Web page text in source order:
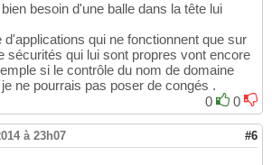
besoin d'une balle dans la tête lui
d'applications qui ne fonctionnent que sur
sécurités qui lui sont propres vont encore
si le contrôle du nom de domaine
ne pourrais pas poser de congés .
0
0
à 23h07 #6